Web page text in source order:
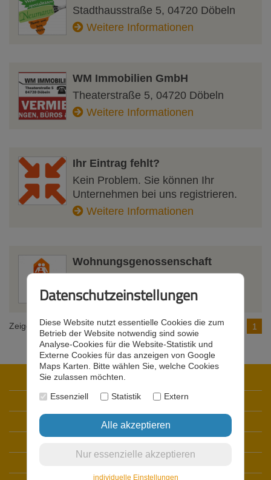
Stadthausstraße 5, 04720 Döbeln
Weitere Informationen
WM Immobilien GmbH
Theaterstraße 5, 04720 Döbeln
Weitere Informationen
Ihr Eintrag fehlt?
Kein Problem. Sie können Ihr
Unternehmen bei uns registrieren.
Weitere Informationen
Wohnungsgenossenschaft
Weitere Informationen
Zeige 1 bis 4 von insgesamt 4 Firmen 1
Startseite
Datenschutz
Impressum
Datenschutzeinstellungen
Diese Website nutzt essentielle Cookies die zum
Betrieb der Website notwendig sind sowie
Analyse-Cookies für die Website-Statistik und
Externe Cookies für das anzeigen von Google
Maps Karten. Bitte wählen Sie, welche Cookies
Sie zulassen möchten.
Essenziell
Statistik Extern
individuelle Einstellungen